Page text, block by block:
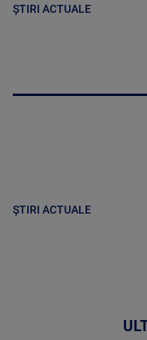
ȘTIRI ACTUALE
ȘTIRI ACTUALE